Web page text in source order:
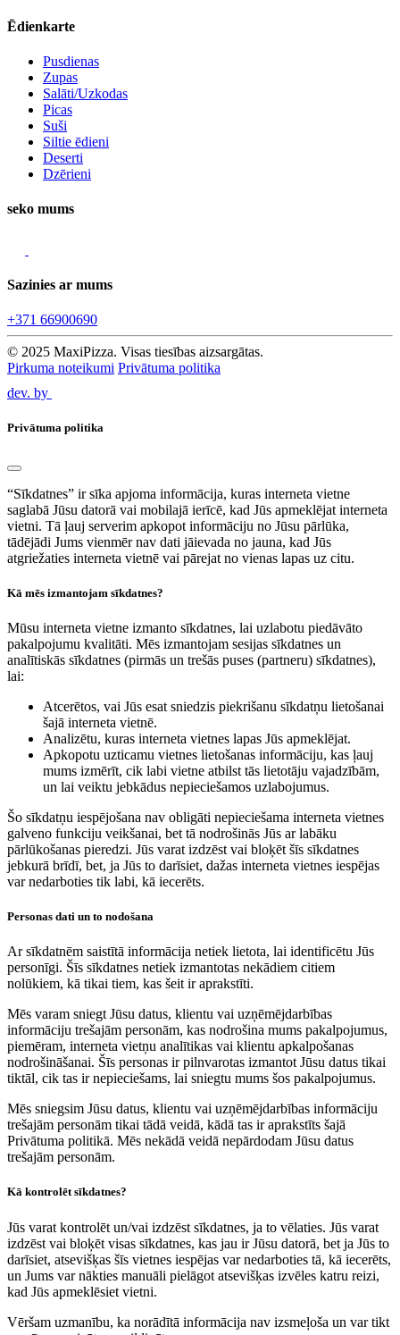
Ēdienkarte
Pusdienas
Zupas
Salāti/Uzkodas
Picas
Suši
Siltie ēdieni
Deserti
Dzērieni
seko mums
Sazinies ar mums
+371 66900690
© 2025 MaxiPizza. Visas tiesības aizsargātas.
Pirkuma noteikumi Privātuma politika
dev. by
Privātuma politika
“Sīkdatnes” ir sīka apjoma informācija, kuras interneta vietne
saglabā Jūsu datorā vai mobilajā ierīcē, kad Jūs apmeklējat interneta
vietni. Tā ļauj serverim apkopot informāciju no Jūsu pārlūka,
tādējādi Jums vienmēr nav dati jāievada no jauna, kad Jūs
atgriežaties interneta vietnē vai pārejat no vienas lapas uz citu.
Kā mēs izmantojam sīkdatnes?
Mūsu interneta vietne izmanto sīkdatnes, lai uzlabotu piedāvāto
pakalpojumu kvalitāti. Mēs izmantojam sesijas sīkdatnes un
analītiskās sīkdatnes (pirmās un trešās puses (partneru) sīkdatnes),
lai:
Atcerētos, vai Jūs esat sniedzis piekrišanu sīkdatņu lietošanai
šajā interneta vietnē.
Analizētu, kuras interneta vietnes lapas Jūs apmeklējat.
Apkopotu uzticamu vietnes lietošanas informāciju, kas ļauj
mums izmērīt, cik labi vietne atbilst tās lietotāju vajadzībām,
un lai veiktu jebkādus nepieciešamos uzlabojumus.
Šo sīkdatņu iespējošana nav obligāti nepieciešama interneta vietnes
galveno funkciju veikšanai, bet tā nodrošinās Jūs ar labāku
pārlūkošanas pieredzi. Jūs varat izdzēst vai bloķēt šīs sīkdatnes
jebkurā brīdī, bet, ja Jūs to darīsiet, dažas interneta vietnes iespējas
var nedarboties tik labi, kā iecerēts.
Personas dati un to nodošana
Ar sīkdatnēm saistītā informācija netiek lietota, lai identificētu Jūs
personīgi. Šīs sīkdatnes netiek izmantotas nekādiem citiem
nolūkiem, kā tikai tiem, kas šeit ir aprakstīti.
Mēs varam sniegt Jūsu datus, klientu vai uzņēmējdarbības
informāciju trešajām personām, kas nodrošina mums pakalpojumus,
piemēram, interneta vietņu analītikas vai klientu apkalpošanas
nodrošināšanai. Šīs personas ir pilnvarotas izmantot Jūsu datus tikai
tiktāl, cik tas ir nepieciešams, lai sniegtu mums šos pakalpojumus.
Mēs sniegsim Jūsu datus, klientu vai uzņēmējdarbības informāciju
trešajām personām tikai tādā veidā, kādā tas ir aprakstīts šajā
Privātuma politikā. Mēs nekādā veidā nepārdodam Jūsu datus
trešajām personām.
Kā kontrolēt sīkdatnes?
Jūs varat kontrolēt un/vai izdzēst sīkdatnes, ja to vēlaties. Jūs varat
izdzēst vai bloķēt visas sīkdatnes, kas jau ir Jūsu datorā, bet ja Jūs to
darīsiet, atsevišķas šīs vietnes iespējas var nedarboties tā, kā iecerēts,
un Jums var nākties manuāli pielāgot atsevišķas izvēles katru reizi,
kad Jūs apmeklēsiet vietni.
Vēršam uzmanību, ka norādītā informācija nav izsmeļoša un var tikt